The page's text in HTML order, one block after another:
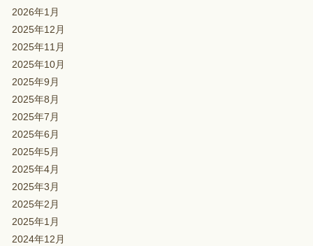
2026年1月
2025年12月
2025年11月
2025年10月
2025年9月
2025年8月
2025年7月
2025年6月
2025年5月
2025年4月
2025年3月
2025年2月
2025年1月
2024年12月